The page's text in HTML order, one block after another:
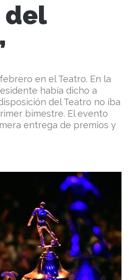
del
en el Teatro. En la
había dicho a
del Teatro no iba
bimestre. El evento
entrega de premios y